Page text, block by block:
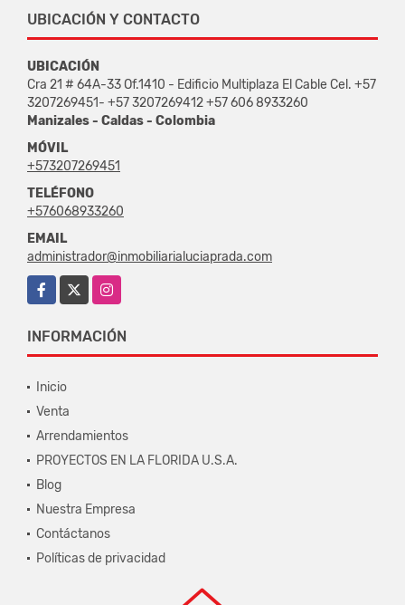
UBICACIÓN Y CONTACTO
UBICACIÓN
Cra 21 # 64A-33 Of.1410 - Edificio Multiplaza El Cable Cel. +57
3207269451- +57 3207269412 +57 606 8933260
Manizales - Caldas - Colombia
MÓVIL
+573207269451
TELÉFONO
+576068933260
EMAIL
administrador@inmobiliarialuciaprada.com
Facebook
Instagram
INFORMACIÓN
Inicio
Venta
Arrendamientos
PROYECTOS EN LA FLORIDA U.S.A.
Blog
Nuestra Empresa
Contáctanos
Políticas de privacidad